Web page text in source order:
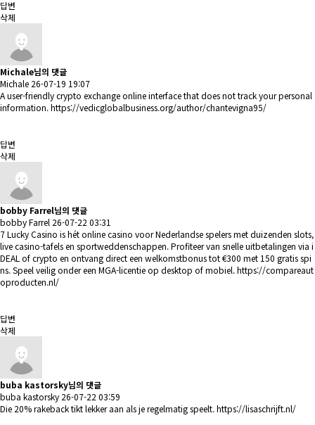
답변
삭제
Michale님의 댓글
Michale 26-07-19 19:07
A user-friendly crypto exchange online interface that does not track your personal
information.https://vedicglobalbusiness.org/author/chantevigna95/
답변
삭제
bobby Farrel님의 댓글
bobby Farrel 26-07-22 03:31
7 Lucky Casino is hét online casino voor Nederlandse spelers met duizenden slots,
live casino-tafels en sportweddenschappen. Profiteer van snelle uitbetalingen via i
DEAL of crypto en ontvang direct een welkomstbonus tot €300 met 150 gratis spi
ns. Speel veilig onder een MGA-licentie op desktop of mobiel.https://compareaut
oproducten.nl/
답변
삭제
buba kastorsky님의 댓글
buba kastorsky 26-07-22 03:59
Die 20% rakeback tikt lekker aan als je regelmatig speelt.https://lisaschrijft.nl/